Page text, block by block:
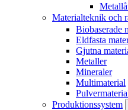
Materialteknik och
Biobaserade
Eldfasta
Gjutna
Metaller
Mineraler
Multimaterial
Produktionssystem